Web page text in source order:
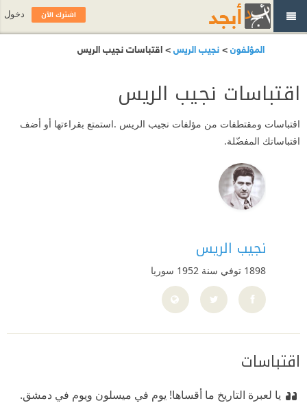
المؤلفون>نجيب الريس> اقتباسات نجيب الريس
اقتباسات نجيب الريس
اقتباسات ومقتطفات من مؤلفات نجيب الريس .استمتع بقراءتها أو أضف
اقتباساتك المفضّلة.
نجيب الريس
1898 توفي سنة 1952 سوريا
اقتباسات
يا لعبرة التاريخ ما أقساها! يوم في ميسلون ويوم في دمشق.
اشترك الآن دخول